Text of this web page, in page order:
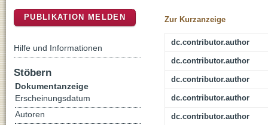
Zur Kurzanzeige
dc.contributor.author
dc.contributor.author
dc.contributor.author
dc.contributor.author
dc.contributor.author
PUBLIKATION MELDEN
Hilfe und Informationen
Stöbern
Dokumentanzeige
Erscheinungsdatum
Autoren